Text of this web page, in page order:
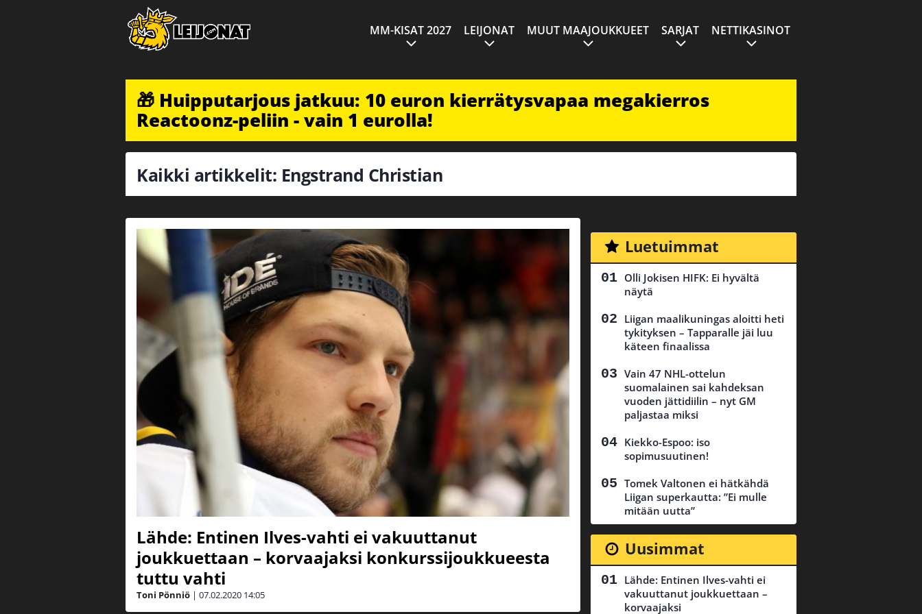
MM-KISAT 2027 LEIJONAT MUUT MAAJOUKKUEET SARJAT NETTIKASINOT
🎁 Huipputarjous jatkuu: 10 euron kierrätysvapaa megakierros
Reactoonz-peliin - vain 1 eurolla!
Kaikki artikkelit: Engstrand Christian
Lähde: Entinen Ilves-vahti ei vakuuttanut
joukkuettaan – korvaajaksi konkurssijoukkueesta
tuttu vahti
Toni Pönniö | 07.02.2020 14:05
Luetuimmat
Olli Jokisen HIFK: Ei hyvältä
näytä
Liigan maalikuningas aloitti heti
tykityksen – Tapparalle jäi luu
käteen finaalissa
Vain 47 NHL-ottelun
suomalainen sai kahdeksan
vuoden jättidiilin – nyt GM
paljastaa miksi
Kiekko-Espoo: iso
sopimusuutinen!
Tomek Valtonen ei hätkähdä
Liigan superkautta: ”Ei mulle
mitään uutta”
Uusimmat
Lähde: Entinen Ilves-vahti ei
vakuuttanut joukkuettaan –
korvaajaksi